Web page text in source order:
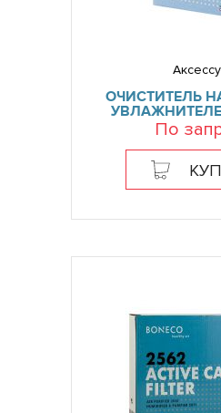
ОЧИСТИТЕЛЬ
По